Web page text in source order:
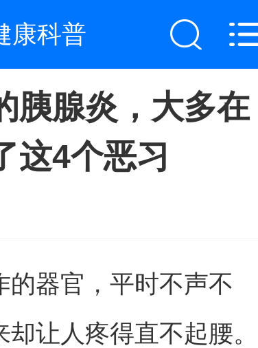
康科普
胰腺炎，大多在
这4个恶习
的器官，平时不声不
让人疼得直不起腰。